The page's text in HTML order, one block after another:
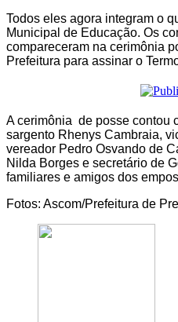
Todos eles agora integram o
Municipal de Educação. Os
compareceram na cerimônia
Prefeitura para assinar o
A cerimônia de posse contou
sargento Rhenys Cambraia,
vereador Pedro Osvando de
Nilda Borges e secretário de
familiares e amigos dos
Fotos: Ascom/Prefeitura de